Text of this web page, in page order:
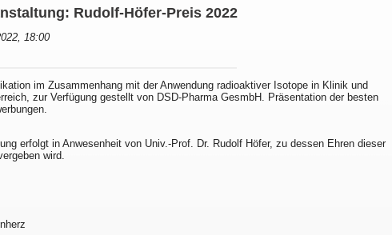
Rudolf-Höfer-Preis 2022
18:00
im Zusammenhang mit der Anwendung radioaktiver Isotope in Klinik und
zur Verfügung gestellt von DSD-Pharma GesmbH. Präsentation der besten
erfolgt in Anwesenheit von Univ.-Prof. Dr. Rudolf Höfer, zu dessen Ehren dieser
wird.